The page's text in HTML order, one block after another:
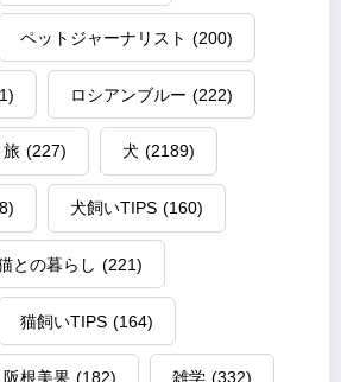
ペットジャーナリスト (200)
ロシアンブルー (222)
旅 (227) 犬 (2189)
犬飼いTIPS (160)
との暮らし (221)
猫飼いTIPS (164)
阪根美果 (182) 雑学 (332)